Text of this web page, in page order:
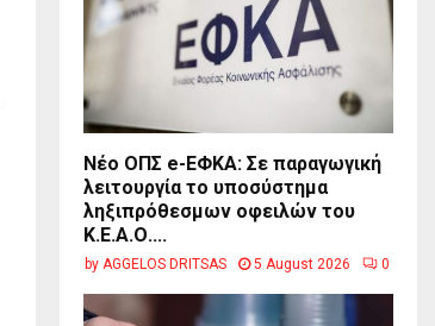
Νέο ΟΠΣ e-ΕΦΚΑ: Σε παραγωγική
λειτουργία το υποσύστημα
ληξιπρόθεσμων οφειλών του
Κ.Ε.Α.Ο....
by AGGELOS DRITSAS 5 August 2026 0